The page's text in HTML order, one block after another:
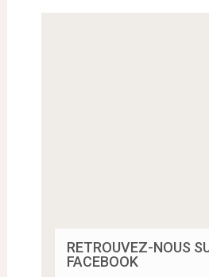
RETROUVEZ-NOUS
FACEBOOK